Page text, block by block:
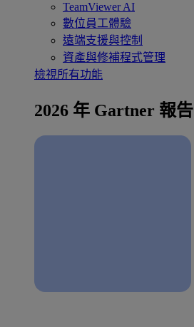
TeamViewer AI
數位員工體驗
遠端支援與控制
資產與修補程式管理
檢視所有功能
2026 年 Gartner 報告